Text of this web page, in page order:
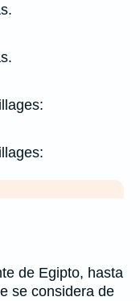
de Egipto, hasta
se considera de